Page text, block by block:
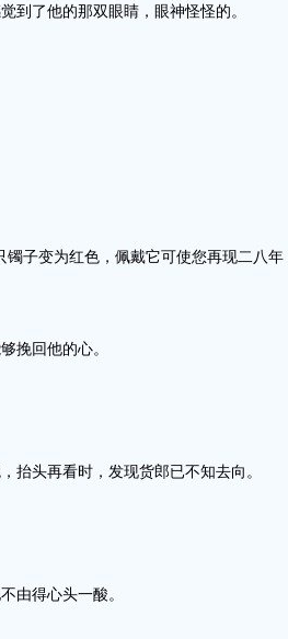
了他的那双眼睛，眼神怪怪的。
子变为红色，佩戴它可使您再现二八年
挽回他的心。
头再看时，发现货郎已不知去向。
由得心头一酸。